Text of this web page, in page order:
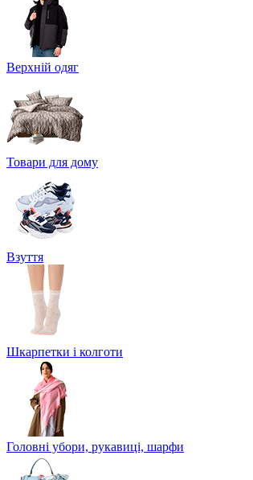
Верхній одяг
Товари для дому
Взуття
Шкарпетки і колготи
Головні убори, рукавиці, шарфи